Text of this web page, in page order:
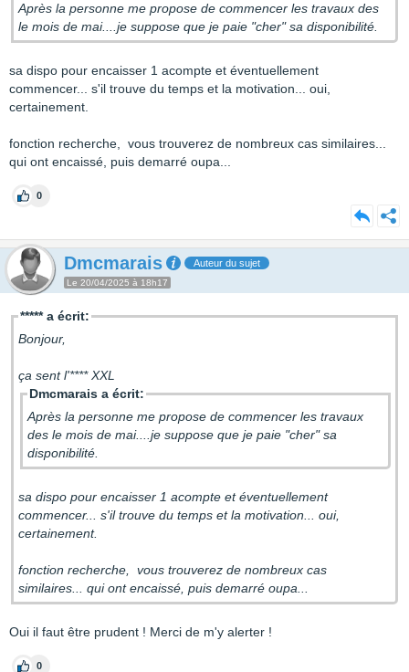
Après la personne me propose de commencer les travaux des
le mois de mai....je suppose que je paie "cher" sa disponibilité.
sa dispo pour encaisser 1 acompte et éventuellement
commencer... s'il trouve du temps et la motivation... oui,
certainement.
fonction recherche, vous trouverez de nombreux cas similaires...
qui ont encaissé, puis demarré oupa...
0
Dmcmarais Auteur du sujet
Le 20/04/2025 à 18h17
***** a écrit:
Bonjour,
ça sent l'**** XXL
Dmcmarais a écrit:
Après la personne me propose de commencer les travaux
des le mois de mai....je suppose que je paie "cher" sa
disponibilité.
sa dispo pour encaisser 1 acompte et éventuellement
commencer... s'il trouve du temps et la motivation... oui,
certainement.
fonction recherche, vous trouverez de nombreux cas
similaires... qui ont encaissé, puis demarré oupa...
Oui il faut être prudent ! Merci de m'y alerter !
0